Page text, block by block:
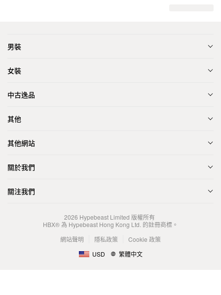
男裝
女裝
中古逸品
其他
其他網站
關於我們
關注我們
2026 Hypebeast Limited 版權所有
HBX® 為 Hypebeast Hong Kong Ltd. 的註冊商標。
網站聲明
隱私政策
Cookie 政策
USD
繁體中文